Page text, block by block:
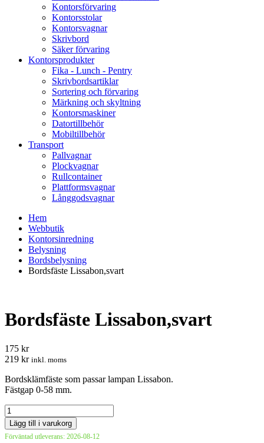
Kontorsförvaring
Kontorsstolar
Kontorsvagnar
Skrivbord
Säker förvaring
Kontorsprodukter
Fika - Lunch - Pentry
Skrivbordsartiklar
Sortering och förvaring
Märkning och skyltning
Kontorsmaskiner
Datortillbehör
Mobiltillbehör
Transport
Pallvagnar
Plockvagnar
Rullcontainer
Plattformsvagnar
Långgodsvagnar
Hem
Webbutik
Kontorsinredning
Belysning
Bordsbelysning
Bordsfäste Lissabon,svart
Bordsfäste Lissabon,svart
175 kr
219 kr inkl. moms
Bordsklämfäste som passar lampan Lissabon.
Fästgap 0-58 mm.
Bordsfäste
Lissabon,svart
mängd
Lägg till i varukorg
Förväntad utleverans: 2026-08-12